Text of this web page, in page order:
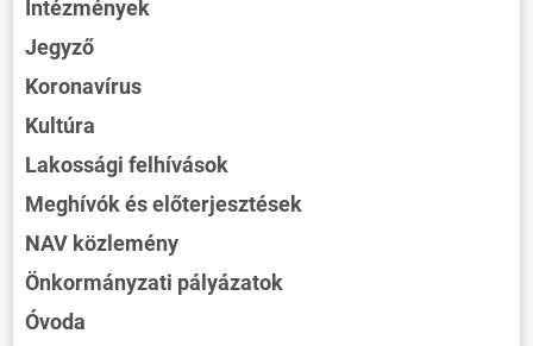
Intézmények
Jegyző
Koronavírus
Kultúra
Lakossági felhívások
Meghívók és előterjesztések
NAV közlemény
Önkormányzati pályázatok
Óvoda